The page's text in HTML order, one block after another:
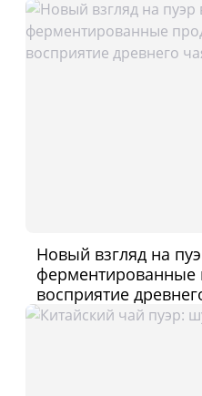
Новый взгляд на
ферментированные
восприятие